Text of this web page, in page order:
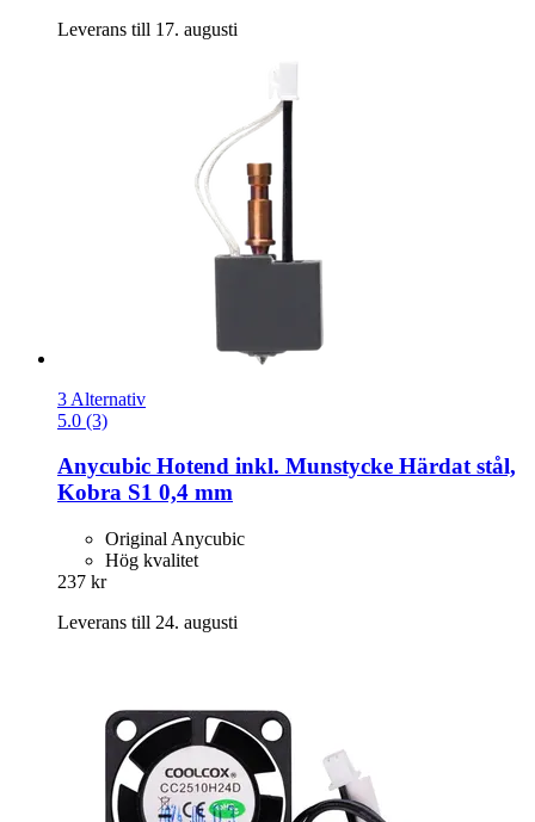
Leverans till 17. augusti
3 Alternativ
5.0 (3)
Anycubic Hotend inkl. Munstycke Härdat stål,
Kobra S1 0,4 mm
Original Anycubic
Hög kvalitet
237 kr
Leverans till 24. augusti